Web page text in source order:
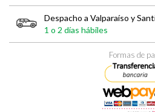
Despacho a Valparaíso y
1 o 2 días hábiles
Formas de